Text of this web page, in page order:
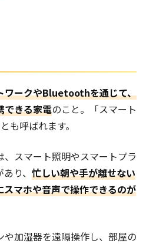
ワークやBluetoothを通じて、
できる家電のこと。「スマート
も呼ばれます。
スマート照明やスマートプラ
り、 忙しい朝や手が離せない
マホや音声で操作できるのが
加湿器を遠隔操作し、部屋の